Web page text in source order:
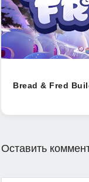
Bread & Fred
Оставить